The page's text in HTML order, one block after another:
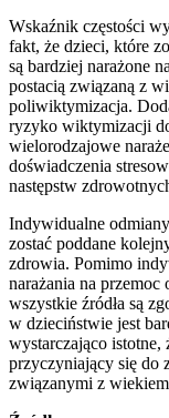
Wskaźnik częstości
fakt, że dzieci, które
są bardziej narażone
postacią związaną z
poliwiktymizacja.
ryzyko wiktymizacji
wielorodzajowe
doświadczenia
następstw
Indywidualne
zostać poddane
zdrowia. Pomimo
narażania na
wszystkie źródła są
w dzieciństwie jest
wystarczająco
przyczyniający się do
związanymi z